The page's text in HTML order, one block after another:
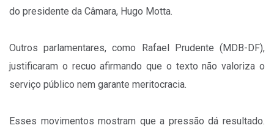
do presidente da Câmara, Hugo Motta.
Outros parlamentares, como Rafael Prudente (MDB-DF),
justificaram o recuo afirmando que o texto não valoriza o
serviço público nem garante meritocracia.
Esses movimentos mostram que a pressão dá resultado.